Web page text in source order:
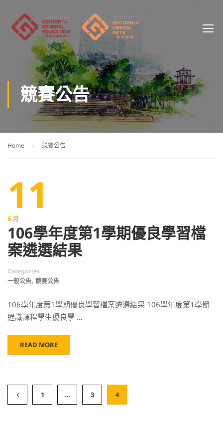
競賽公告
Home 競賽公告
11
6 月
106學年度第1學期優良學習檔
案遴選結果
Categories
一般公告, 競賽公告
106學年度第1學期優良學習檔案遴選結果 106學年度第1學期
通識課程學生優良學 …
READ MORE
1 ... 3 4